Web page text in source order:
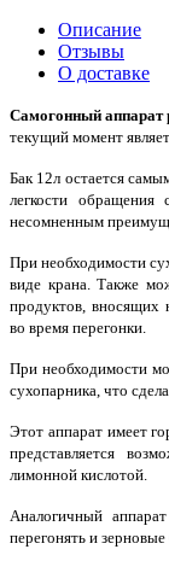
Описание
Отзывы
О доставке
Самогонный аппарат
текущий момент
Бак 12л остается
легкости обращения
несомненным
При необходимости
виде крана. Также
продуктов, вносящих
во время перегонки.
При необходимости
сухопарника, что
Этот аппарат имеет
представляется
лимонной кислотой.
Аналогичный
перегонять и зерновые